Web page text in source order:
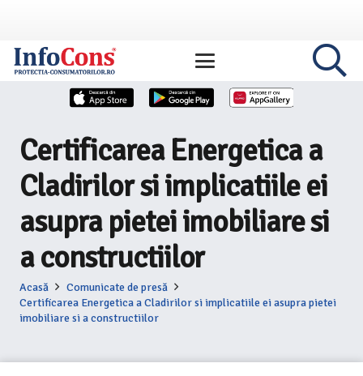
Certificarea Energetica a
Cladirilor si implicatiile ei
asupra pietei imobiliare si
a constructiilor
Acasă
Comunicate de presă
Certificarea Energetica a Cladirilor si implicatiile ei asupra pietei
imobiliare si a constructiilor